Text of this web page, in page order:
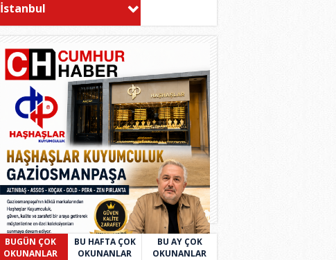
İstanbul
BUGÜN ÇOK
OKUNANLAR
BU HAFTA ÇOK
OKUNANLAR
BU AY ÇOK
OKUNANLAR